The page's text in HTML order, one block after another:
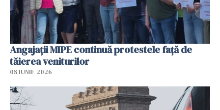
Angajaţii MIPE continuă protestele faţă de
tăierea veniturilor
08 IUNIE 2026